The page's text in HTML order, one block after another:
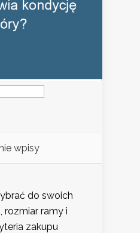
wpisy
do swoich
rozmiar ramy i
zakupu